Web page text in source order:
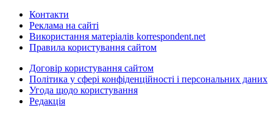
Контакти
Реклама на сайті
Використання матеріалів korrespondent.net
Правила користування сайтом
Договір користування сайтом
Політика у сфері конфіденційності і персональних даних
Угода щодо користування
Редакція